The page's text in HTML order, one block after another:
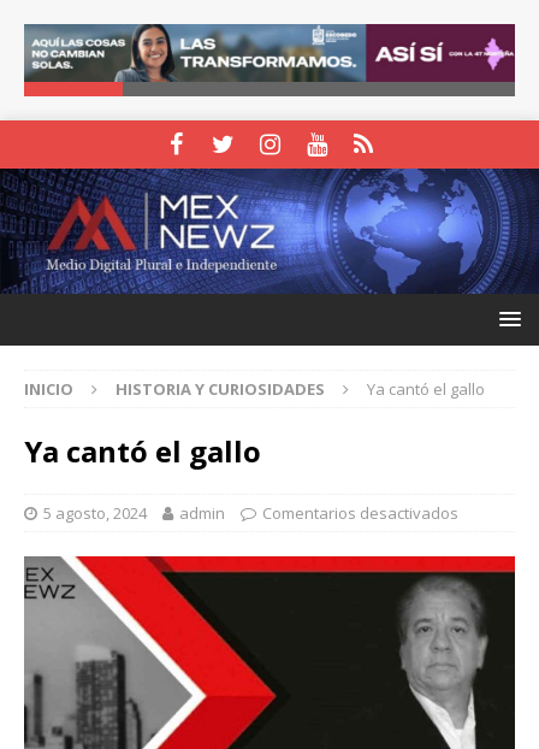
INICIO HISTORIA Y CURIOSIDADES Ya cantó el gallo
Ya cantó el gallo
5 agosto, 2024 admin Comentarios desactivados